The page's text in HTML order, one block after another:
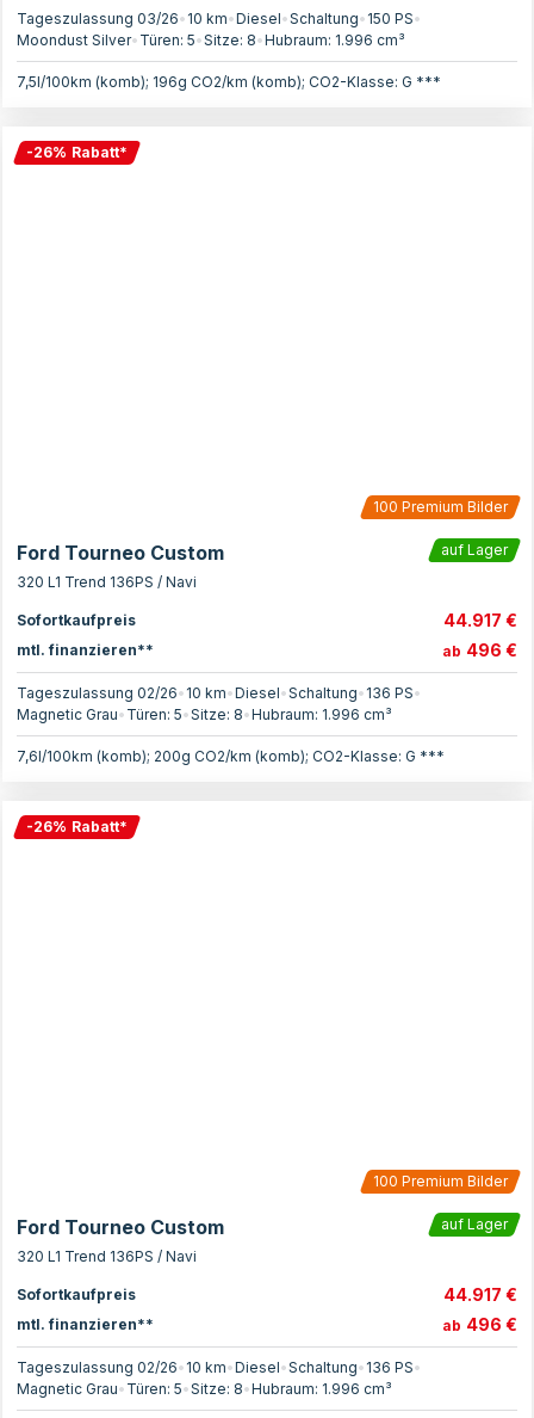
Tageszulassung 03/26• 10 km•Diesel•Schaltung• 150 PS•
Moondust Silver• Türen: 5•Sitze: 8•Hubraum: 1.996 cm³
7,5l/100km (komb); 196g CO2/km (komb); CO2-Klasse: G ***
-26% Rabatt*
100 Premium Bilder
Ford Tourneo Custom
auf Lager
320 L1 Trend 136PS / Navi
Sofortkaufpreis 44.917 €
mtl. finanzieren** ab 496 €
Tageszulassung 02/26• 10 km•Diesel•Schaltung• 136 PS•
Magnetic Grau• Türen: 5•Sitze: 8•Hubraum: 1.996 cm³
7,6l/100km (komb); 200g CO2/km (komb); CO2-Klasse: G ***
-26% Rabatt*
100 Premium Bilder
Ford Tourneo Custom
auf Lager
320 L1 Trend 136PS / Navi
Sofortkaufpreis 44.917 €
mtl. finanzieren** ab 496 €
Tageszulassung 02/26• 10 km•Diesel•Schaltung• 136 PS•
Magnetic Grau• Türen: 5•Sitze: 8•Hubraum: 1.996 cm³